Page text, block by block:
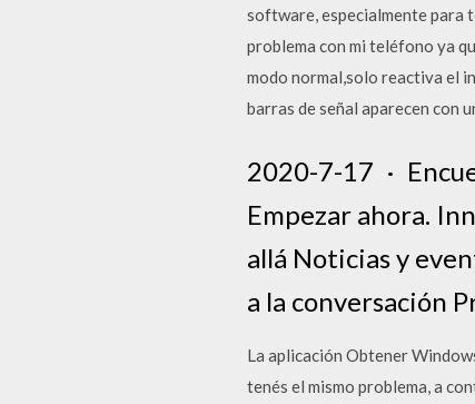
software, especialmente para
problema con mi teléfono ya
modo normal,solo reactiva el
barras de señal aparecen con
2020-7-17 ·
Empezar ahora.
allá Noticias y
a la conversación
La aplicación Obtener
tenés el mismo problema, a